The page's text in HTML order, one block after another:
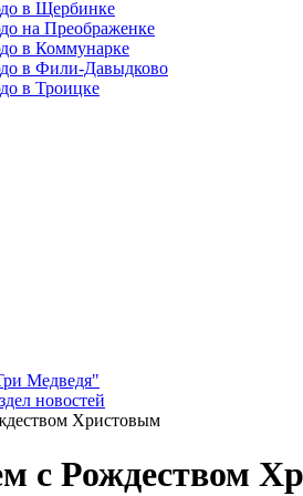
в Щербинке
на Преображенке
в Коммунарке
в Фили-Давыдково
в Троицке
Медведя"
новостей
Христовым
с Рождеством